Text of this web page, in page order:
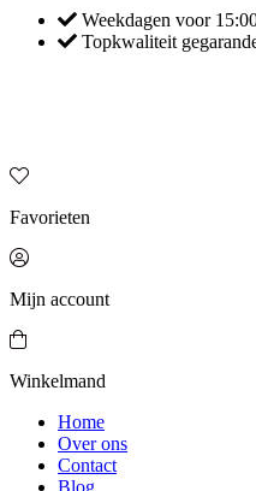
Weekdagen voor
Topkwaliteit
Favorieten
Mijn account
Winkelmand
Home
Over ons
Contact